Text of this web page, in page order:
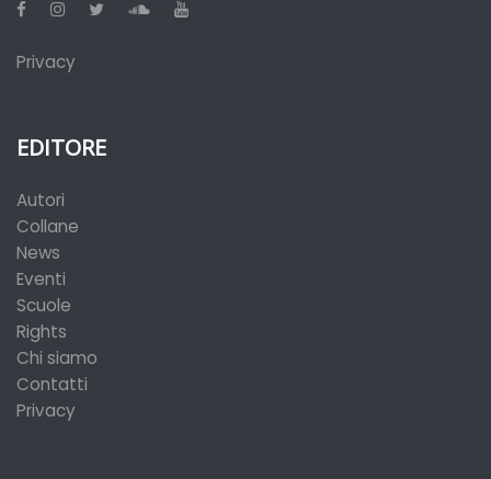
Privacy
EDITORE
Autori
Collane
News
Eventi
Scuole
Rights
Chi siamo
Contatti
Privacy